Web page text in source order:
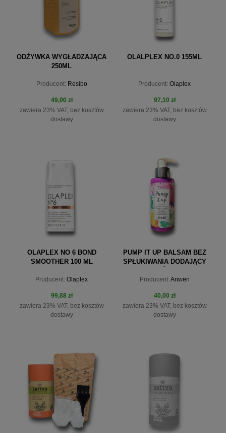
ODŻYWKA WYGŁADZAJĄCA
250ML
Producent: Resibo
49,00 zł
zawiera 23% VAT, bez kosztów
dostawy
OLALPLEX NO.0 155ML
Producent: Olaplex
97,10 zł
zawiera 23% VAT, bez kosztów
dostawy
do koszyka
OLAPLEX NO 6 BOND
SMOOTHER 100 ML
Producent: Olaplex
99,88 zł
zawiera 23% VAT, bez kosztów
dostawy
do koszyka
PUMP IT UP BALSAM BEZ
SPŁUKIWANIA DODAJĄCY
Producent: Anwen
40,00 zł
zawiera 23% VAT, bez kosztów
dostawy